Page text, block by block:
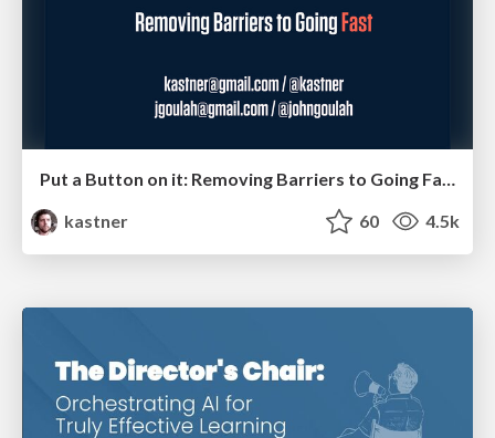
kastner
60 4.5k